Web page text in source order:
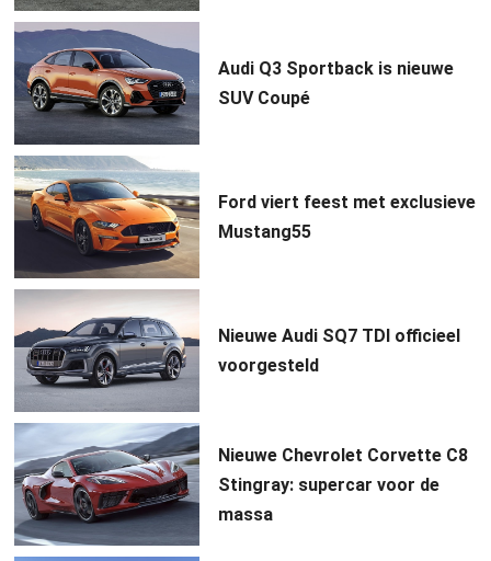
Audi Q3 Sportback is nieuwe
SUV Coupé
Ford viert feest met exclusieve
Mustang55
Nieuwe Audi SQ7 TDI officieel
voorgesteld
Nieuwe Chevrolet Corvette C8
Stingray: supercar voor de
massa